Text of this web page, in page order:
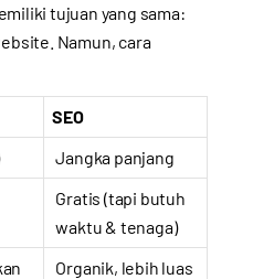
tujuan yang sama:
Namun, cara
SEO
Jangka panjang
Gratis (tapi butuh
waktu & tenaga)
Organik, lebih luas